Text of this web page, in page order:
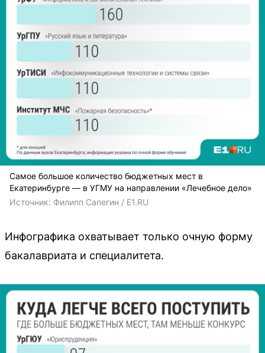
Самое большое количество бюджетных мест в
Екатеринбурге — в УГМУ на направлении «Лечебное дело»
Источник: Филипп Сапегин / E1.RU
Инфографика охватывает только очную форму
бакалавриата и специалитета.